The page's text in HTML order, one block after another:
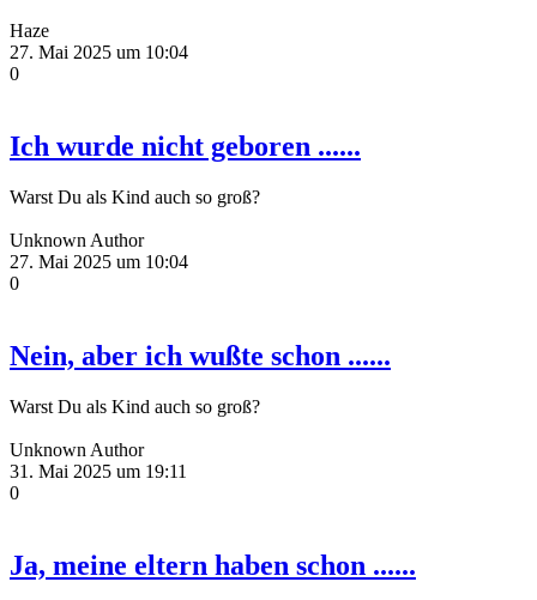
Haze
27. Mai 2025 um 10:04
0
Ich wurde nicht geboren ......
Warst Du als Kind auch so groß?
Unknown Author
27. Mai 2025 um 10:04
0
Nein, aber ich wußte schon ......
Warst Du als Kind auch so groß?
Unknown Author
31. Mai 2025 um 19:11
0
Ja, meine eltern haben schon ......